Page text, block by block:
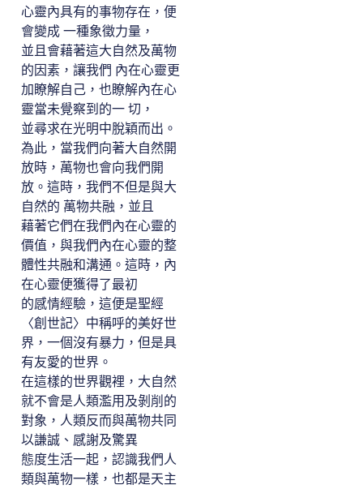
心靈內具有的事物存在，便
會變成 一種象徵力量，
並且會藉著這大自然及萬物
的因素，讓我們 內在心靈更
加瞭解自己，也瞭解內在心
靈當未覺察到的一 切，
並尋求在光明中脫穎而出。
為此，當我們向著大自然開
放時，萬物也會向我們開
放。這時，我們不但是與大
自然的 萬物共融，並且
藉著它們在我們內在心靈的
價值，與我們內在心靈的整
體性共融和溝通。這時，內
在心靈便獲得了最初
的感情經驗，這便是聖經
〈創世記〉中稱呼的美好世
界，一個沒有暴力，但是具
有友愛的世界。
在這樣的世界觀裡，大自然
就不會是人類濫用及剝削的
對象，人類反而與萬物共同
以謙誠、感謝及驚異
態度生活一起，認識我們人
類與萬物一樣，也都是天主